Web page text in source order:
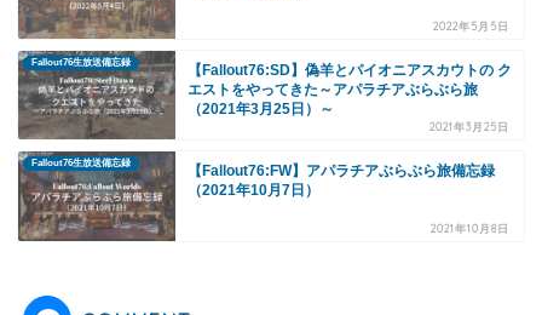
2022年5月5日
Fallout76生放送備忘録
【Fallout76:SD】偽羊とパイオニアスカウトの ク
エストをやってきた～アパラチアぶらぶら旅
（2021年3月25日）～
2021年3月25日
Fallout76生放送備忘録
【Fallout76:FW】アパラチアぶらぶら旅備忘録
（2021年10月7日）
2021年10月8日